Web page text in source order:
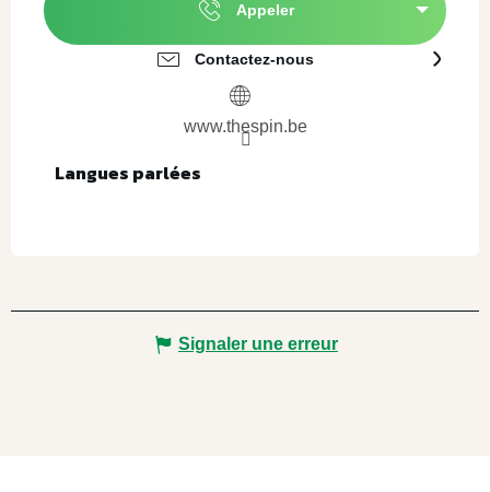
Appeler
Contactez-nous
www.thespin.be
Langues parlées
Langues parlées
Signaler une erreur